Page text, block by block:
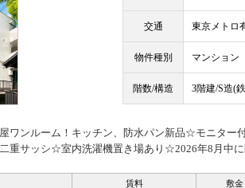
交通 東京メトロ
物件種別 マンション
階数/構造 3階建/S造(
ワンルーム！キッチン、防水パン新品☆モニタ
重サッシ☆室内洗濯機置き場あり☆2026年8月中に
賃料
敷金